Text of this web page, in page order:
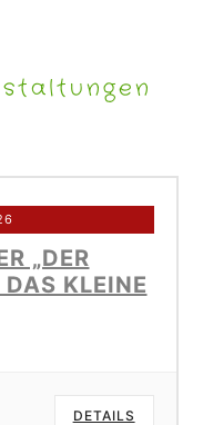
„DER
KLEINE
DETAILS